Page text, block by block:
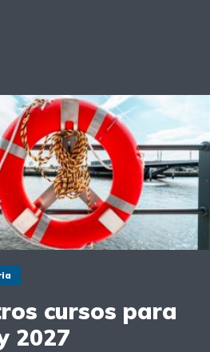
cursos para
2027